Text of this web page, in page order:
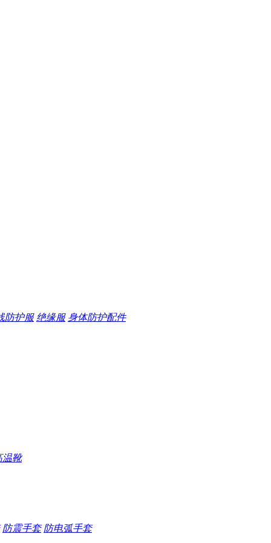
防护服 绝缘服 身体防护配件
温靴
防震手套 防电弧手套